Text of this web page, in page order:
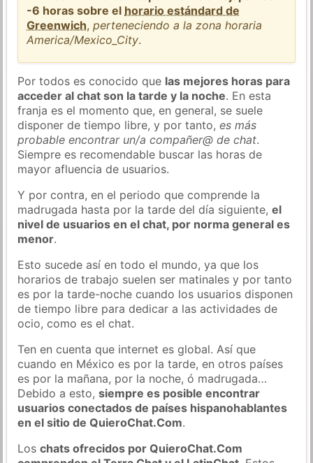
-6 horas sobre el horario estándard de
Greenwich,perteneciendo a la zona horaria
America/Mexico_City.
Por todos es conocido que las mejores horas para
acceder al chat son la tarde y la noche. En esta
franja es el momento que, en general, se suele
disponer de tiempo libre, y por tanto,es más
probable encontrar un/a compañer@ de chat.
Siempre es recomendable buscar las horas de
mayor afluencia de usuarios.
Y por contra, en el periodo que comprende la
madrugada hasta por la tarde del día siguiente,el
nivel de usuarios en el chat, por norma general es
menor.
Esto sucede así en todo el mundo, ya que los
horarios de trabajo suelen ser matinales y por tanto
es por la tarde-noche cuando los usuarios disponen
de tiempo libre para dedicar a las actividades de
ocio, como es el chat.
Ten en cuenta que internet es global. Así que
cuando en México es por la tarde, en otros países
es por la mañana, por la noche, ó madrugada…
Debido a esto,siempre es posible encontrar
usuarios conectados de países hispanohablantes
en el sitio de QuieroChat.Com.
Loschats ofrecidos por QuieroChat.Com